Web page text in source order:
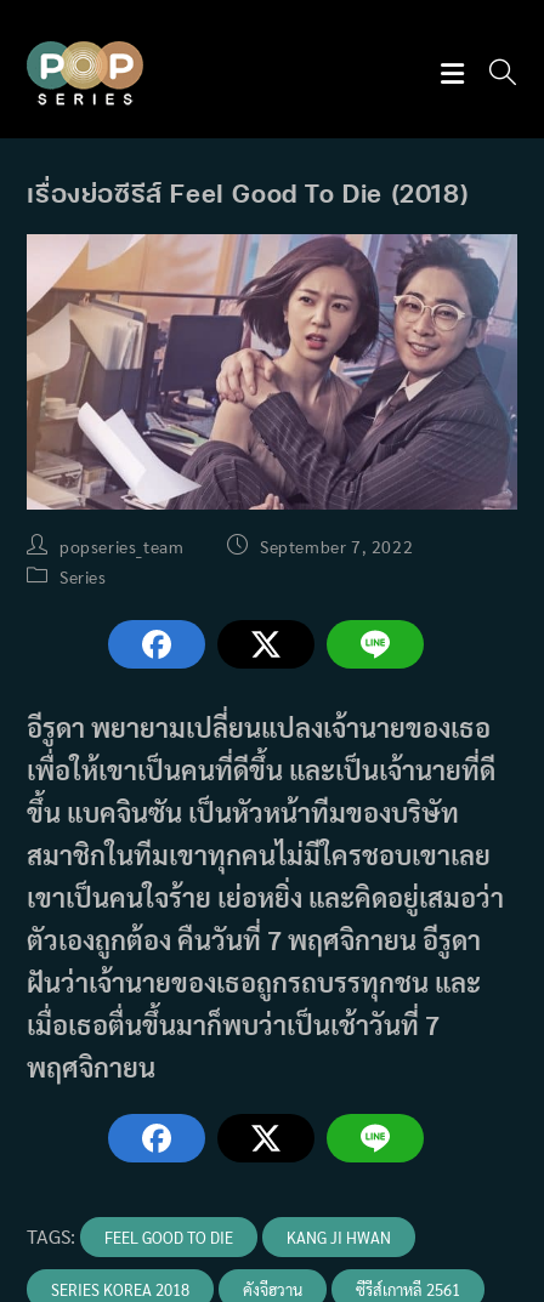
content
เรื่องย่อซีรีส์ Feel Good To Die (2018)
Post
author:
popseries_team
PostSeptember 7, 2022
PostSeries
อีรูดา พยายามเปลี่ยนแปลงเจ้านายของเธอ
เพื่อให้เขาเป็นคนที่ดีขึ้น และเป็นเจ้านายที่ดี
ขึ้น แบคจินซัน เป็นหัวหน้าทีมของบริษัท
สมาชิกในทีมเขาทุกคนไม่มีใครชอบเขาเลย
เขาเป็นคนใจร้าย เย่อหยิ่ง และคิดอยู่เสมอว่า
ตัวเองถูกต้อง คืนวันที่ 7 พฤศจิกายน อีรูดา
ฝันว่าเจ้านายของเธอถูกรถบรรทุกชน และ
เมื่อเธอตื่นขึ้นมาก็พบว่าเป็นเช้าวันที่ 7
พฤศจิกายน
TAGS: FEEL GOOD TO DIE KANG JI HWAN
SERIES KOREA 2018 คังจีฮวาน ซีรีส์เกาหลี 2561